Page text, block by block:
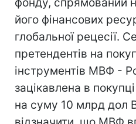
його фінансових
глобальної рецесії.
претендентів на
інструментів МВФ -
зацікавлена в
на суму 10 млрд дол